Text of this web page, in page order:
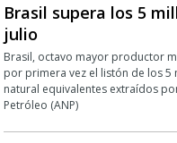
Brasil supera los 5
julio
Brasil, octavo mayor productor
por primera vez el listón de los
natural equivalentes extraídos
Petróleo (ANP)